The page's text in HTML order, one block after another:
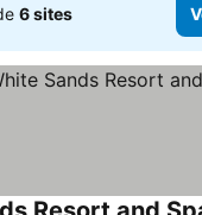
6 sites